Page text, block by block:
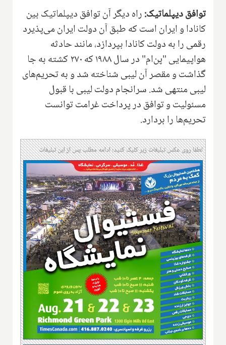
توافق دیپلماتیک:راه دیگر آن توافق دیپلماتیک بین
کانادا و ایران است که طبق آن دولت ایران می‌پذیرد
رقمی را به دولت کانادا بپردازد، مانند حادثه
هواپیمایی "پن‌ام" در سال ۱۹۸۸ که ۲۷۰ کشته به جا
گذاشت و مقصر آن لیبی شناخته شد و به تحریم‌های
لیبی منتهی شد. سرانجام دولت لیبی با قبول
مسئولیت و توافق در پرداخت غرامت توانست
تحریم‌ها را بردارد.
لطفا روی عکس تبلیغات زیر کلیک کنید؛ ادامه مطلب پس از این تبلیغات